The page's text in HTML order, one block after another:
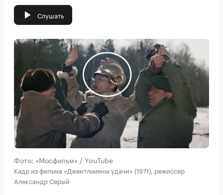
Слушать
Фото: «Мосфильм» / YouTube
Кадр из фильма «Джентльмены удачи» (1971), режиссер
Александр Серый